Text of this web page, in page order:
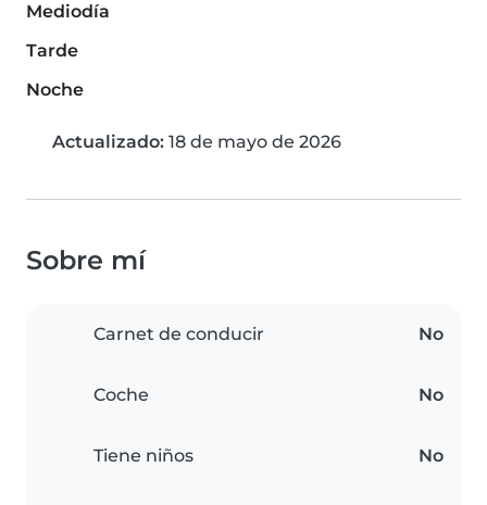
Mediodía
Tarde
Noche
Actualizado: 18 de mayo de 2026
Sobre mí
Carnet de conducir No
Coche No
Tiene niños No